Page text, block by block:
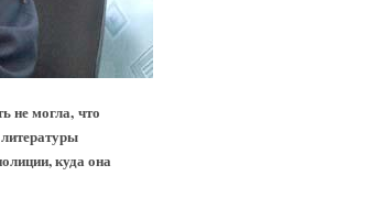
не могла, что
куда она